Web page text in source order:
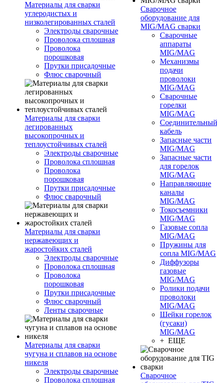
Материалы для сварки
углеродистых и
низколегированных сталей
Электроды сварочные
Проволока сплошная
Проволока
порошковая
Прутки присадочные
Флюс сварочный
Материалы для сварки
легированных
высокопрочных и
теплоустойчивых сталей
Электроды сварочные
Проволока сплошная
Проволока
порошковая
Прутки присадочные
Флюс сварочный
Материалы для сварки
нержавеющих и
жаростойких сталей
Электроды сварочные
Проволока сплошная
Проволока
порошковая
Прутки присадочные
Флюс сварочный
Ленты сварочные
Материалы для сварки
чугуна и сплавов на основе
никеля
Электроды сварочные
Проволока сплошная
Сварочное
оборудование для
MIG/MAG сварки
Сварочные
аппараты
MIG/MAG
Механизмы
подачи
проволоки
MIG/MAG
Сварочные
горелки
MIG/MAG
Соединительный
кабель
Запасные части
MIG/MAG
Запасные части
для горелок
MIG/MAG
Направляющие
каналы
MIG/MAG
Токосъемники
MIG/MAG
Газовые сопла
MIG/MAG
Пружины для
сопла MIG/MAG
Диффузоры
газовые
MIG/MAG
Ролики подачи
проволоки
MIG/MAG
Шейки горелок
(гусаки)
MIG/MAG
+ ЕЩЕ
Сварочное